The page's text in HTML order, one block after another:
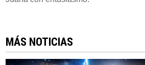
MÁS NOTICIAS